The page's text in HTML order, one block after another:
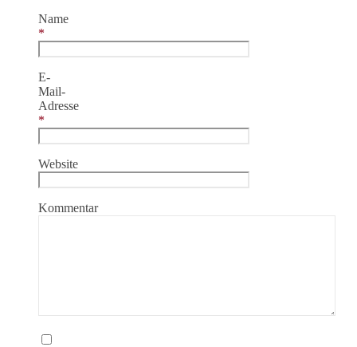
Name
*
E-
Mail-
Adresse
*
Website
Kommentar